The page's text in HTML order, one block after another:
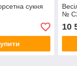
сукня
№
10